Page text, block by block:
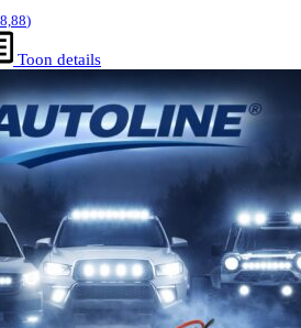
)
Toon details